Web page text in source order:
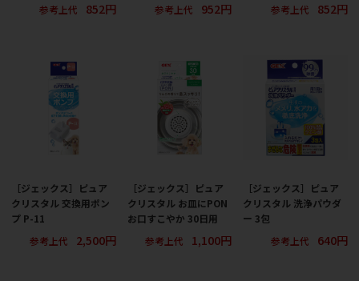
参考上代
852円
参考上代
952円
参考上代
852円
［ジェックス］ピュア
クリスタル 交換用ポン
プ P-11
参考上代
2,500円
［ジェックス］ピュア
クリスタル お皿にPON
お口すこやか 30日用
参考上代
1,100円
［ジェックス］ピュア
クリスタル 洗浄パウダ
ー 3包
参考上代
640円